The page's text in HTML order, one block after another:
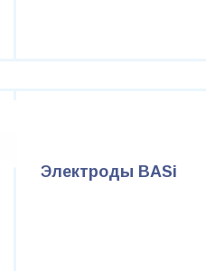
Электроды BASi